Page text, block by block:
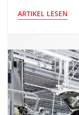
ARTIKEL LESEN